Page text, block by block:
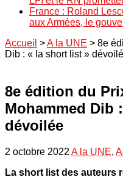
France : Roland
aux Armées, le
Accueil >A la UNE > 8e
Dib : « la short list »
8e édition du
Mohammed Dib
dévoilée
2 octobre 2022 A la UNE,
La short list des auteurs